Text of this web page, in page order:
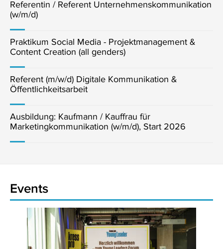
Referentin / Referent Unternehmenskommunikation
(w/m/d)
Praktikum Social Media - Projektmanagement &
Content Creation (all genders)
Referent (m/w/d) Digitale Kommunikation &
Öffentlichkeitsarbeit
Ausbildung: Kaufmann / Kauffrau für
Marketingkommunikation (w/m/d), Start 2026
Events